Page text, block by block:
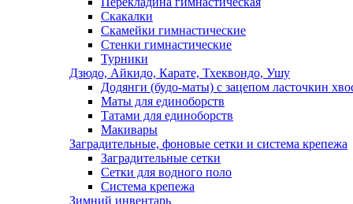
Скакалки
Скамейки гимнастические
Стенки гимнастические
Турники
Дзюдо, Айкидо, Карате, Тхеквондо, Ушу
Додянги (будо-маты) с зацепом ласточкин
Маты для единоборств
Татами для единоборств
Макивары
Заградительные, фоновые сетки и система крепежа
Заградительные сетки
Сетки для водного поло
Система крепежа
Зимний инвентарь